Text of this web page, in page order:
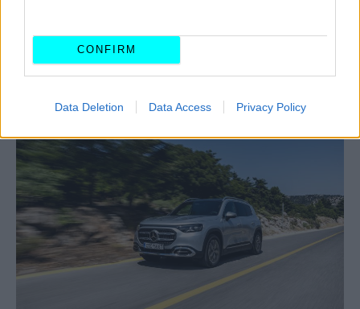
CONFIRM
Data Deletion Data Access Privacy Policy
Volvo XC60 χωρίς επιτόκιο και με μηνιαία
δόση από 380 ευρώ